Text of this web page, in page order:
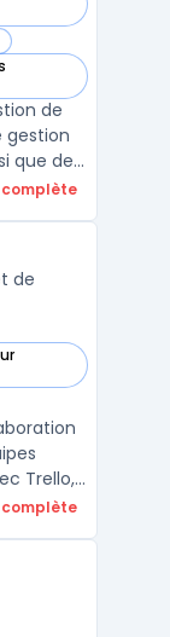
de
gestion
que des
en
complète
de
Trello,
joindre
complète